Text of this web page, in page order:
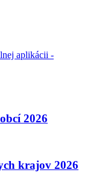
aplikácii -
2026
krajov 2026